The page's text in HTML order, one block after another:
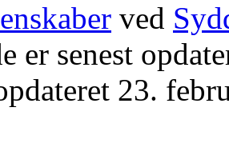
ved
er senest
23.